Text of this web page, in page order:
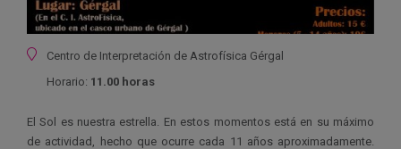
Ubicación
Centro de Interpretación de Astrofísica Gérgal
Horario: 11.00 horas
El Sol es nuestra estrella. En estos momentos está en su máximo
de actividad, hecho que ocurre cada 11 años aproximadamente.